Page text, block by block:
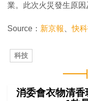
業。此次火災發生原因
Source： 新京報 、快
科技
消委會衣物清